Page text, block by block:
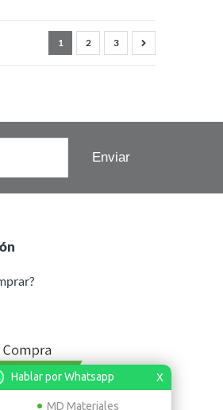
Hablar por Whatsapp X
MD Materiales
1 2 3